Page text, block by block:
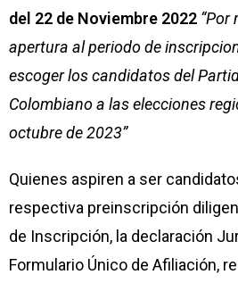
del 22 de Noviembre 2022 “Por
apertura al periodo de
escoger los candidatos del
Colombiano a las elecciones
octubre de 2023”
Quienes aspiren a ser
respectiva preinscripción
de Inscripción, la declaración
Formulario Único de Afiliación,